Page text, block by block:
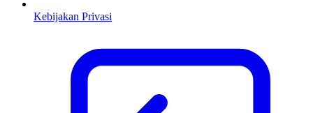
Kebijakan Privasi